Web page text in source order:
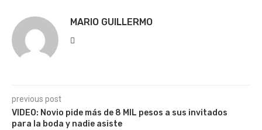
MARIO GUILLERMO
previous post
VIDEO: Novio pide más de 8 MIL pesos a sus invitados
para la boda y nadie asiste